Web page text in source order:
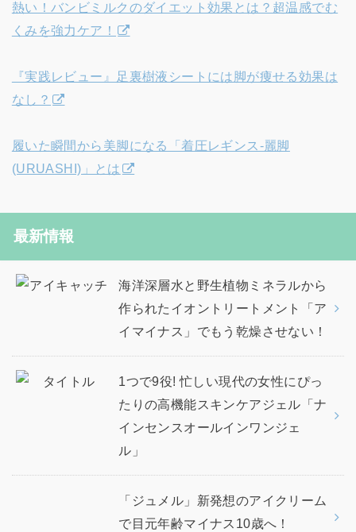
熱い！バンビミルクのダイエット効果とは？超温感でむ
くみを強力ケア！
『実践レビュー』足裏樹液シートには脚が痩せる効果は
なし？
履いた瞬間から美脚になる「着圧レギンス‐麗脚
(URUASHI)」とは
最新情報
海洋深層水と野生植物ミネラルから
作られたイオントリートメント「ア
イマイナス」でもう乾燥させない！
1つで9役! 忙しい現代の女性にぴっ
たりの高機能スキンケアジェル「ナ
インセンスオールインワンジェ
ル」
「ジュメル」新発想のアイクリーム
で目元年齢マイナス10歳へ！